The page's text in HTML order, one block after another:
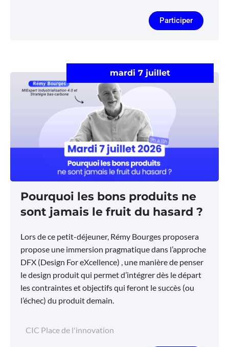
Participer
mardi 7 juillet
Pourquoi les bons produits ne
sont jamais le fruit du hasard ?
Lors de ce petit-déjeuner, Rémy Bourges proposera
propose une immersion pragmatique dans l’approche
DFX (Design For eXcellence) , une manière de penser
le design produit qui permet d’intégrer dès le départ
les contraintes et objectifs qui feront le succès (ou
l’échec) du produit demain.
CIC Place de l'innovation